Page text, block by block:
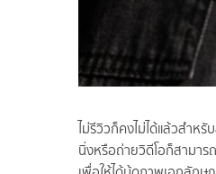
ไม่รีวิวก็คงไม่ได้แล้วสำห
นิ่งหรือถ่ายวิดีโอก็สามาร